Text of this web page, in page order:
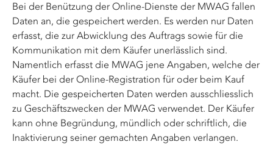
Bei der Benützung der Online-Dienste der MWAG fallen
Daten an, die gespeichert werden. Es werden nur Daten
erfasst, die zur Abwicklung des Auftrags sowie für die
Kommunikation mit dem Käufer unerlässlich sind.
Namentlich erfasst die MWAG jene Angaben, welche der
Käufer bei der Online-Registration für oder beim Kauf
macht. Die gespeicherten Daten werden ausschliesslich
zu Geschäftszwecken der MWAG verwendet. Der Käufer
kann ohne Begründung, mündlich oder schriftlich, die
Inaktivierung seiner gemachten Angaben verlangen.